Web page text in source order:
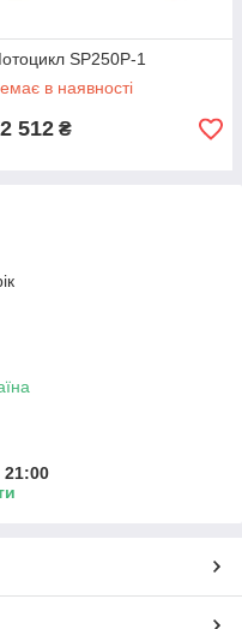
SP250P-1
в наявності
512 ₴
21:00